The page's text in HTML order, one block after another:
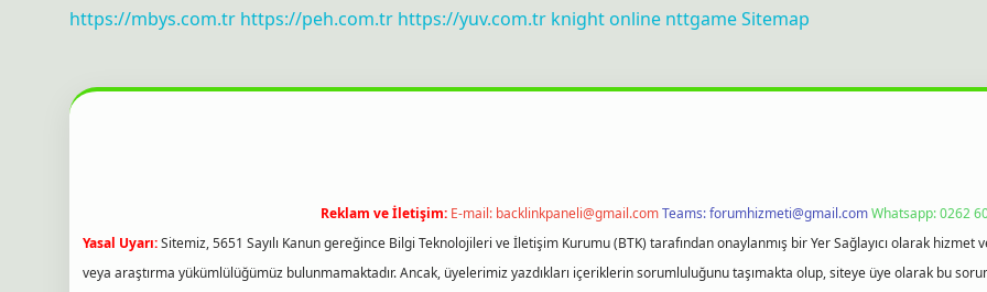
https://mbys.com.tr https://peh.com.tr https://yuv.com.tr knight online nttgameSitemap
Reklam ve İletişim: E-mail: backlinkpaneli@gmail.com Teams:forumhizmeti@gmail.com Whatsapp: 0262
Yasal Uyarı:Sitemiz, 5651 Sayılı Kanun gereğince Bilgi Teknolojileri ve İletişim Kurumu (BTK) tarafından onaylanmış bir Yer Sağlayıcı olarak
veya araştırma yükümlülüğümüz bulunmamaktadır. Ancak, üyelerimiz yazdıkları içeriklerin sorumluluğunu taşımakta olup, siteye üye olarak bu